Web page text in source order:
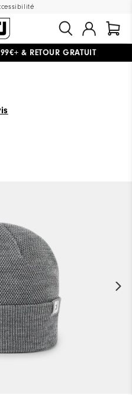
& RETOUR GRATUIT